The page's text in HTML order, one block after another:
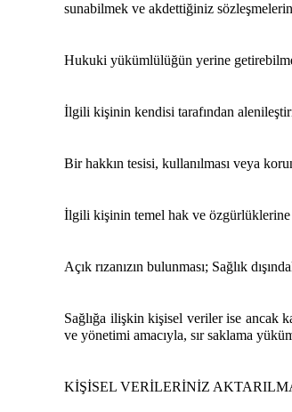
sunabilmek ve akdettiğiniz
Hukuki yükümlülüğün yerine
İlgili kişinin kendisi tarafından
Bir hakkın tesisi, kullanılması veya
İlgili kişinin temel hak ve özgürlüklerine
Açık rızanızın bulunması; Sağlık
Sağlığa ilişkin kişisel veriler ise ancak
ve yönetimi amacıyla, sır saklama
KİŞİSEL VERİLERİNİZ